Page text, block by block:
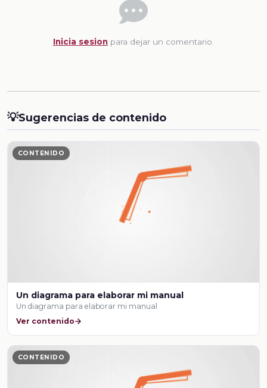
Inicia sesion para dejar un comentario.
💡Sugerencias de contenido
CONTENIDO
Un diagrama para elaborar mi manual
Un diagrama para elaborar mi manual
Ver contenido
CONTENIDO